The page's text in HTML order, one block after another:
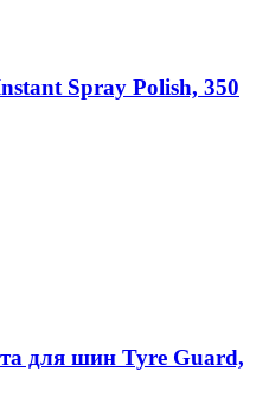
Spray Polish, 350
для шин Tyre Guard,